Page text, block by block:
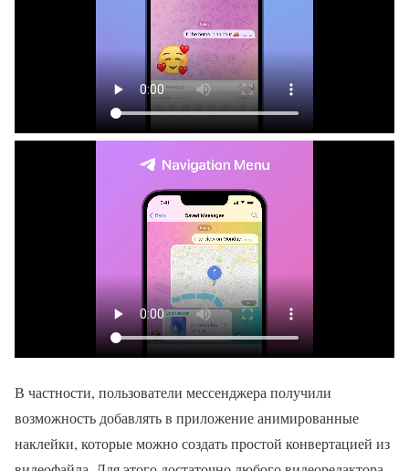
В частности, пользователи мессенджера получили
возможность добавлять в приложение анимированные
наклейки, которые можно создать простой конвертацией из